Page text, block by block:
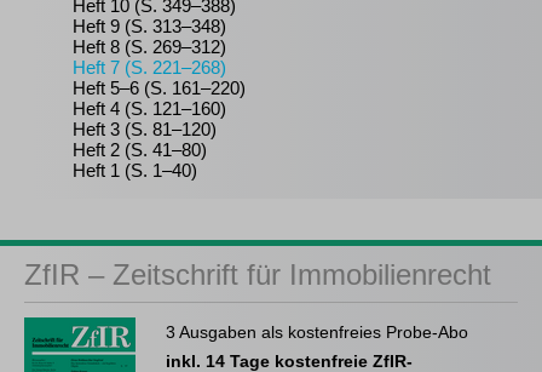
Heft 10 (S. 349–388)
Heft 9 (S. 313–348)
Heft 8 (S. 269–312)
Heft 7 (S. 221–268)
Heft 5–6 (S. 161–220)
Heft 4 (S. 121–160)
Heft 3 (S. 81–120)
Heft 2 (S. 41–80)
Heft 1 (S. 1–40)
ZfIR – Zeitschrift für Immobilienrecht
3 Ausgaben als kostenfreies Probe-Abo
inkl. 14 Tage kostenfreie ZfIR-